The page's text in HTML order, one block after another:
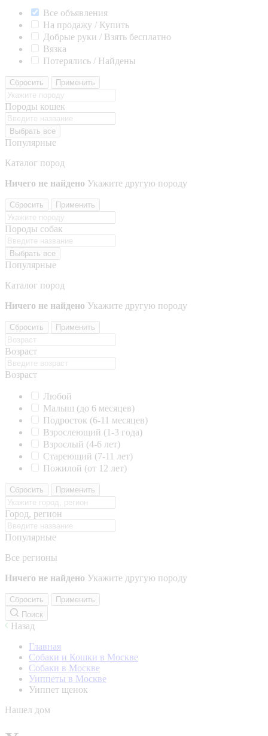
Все объявления
На продажу / Купить
Добрые руки / Взять бесплатно
Вязка
Потерялись / Найдены
Сбросить Применить
Породы кошек
Выбрать все
Популярные
Каталог пород
Ничего не найдено Укажите другую породу
Сбросить Применить
Породы собак
Выбрать все
Популярные
Каталог пород
Ничего не найдено Укажите другую породу
Сбросить Применить
Возраст
Возраст
Любой
Малыш (до 6 месяцев)
Подросток (6-11 месяцев)
Взрослеющий (1-3 года)
Взрослый (4-6 лет)
Стареющий (7-11 лет)
Пожилой (от 12 лет)
Сбросить Применить
Город, регион
Популярные
Все регионы
Ничего не найдено Укажите другую породу
Сбросить
Применить
Поиск
Назад
Главная
Собаки и Кошки в Москве
Собаки в Москве
Уиппеты в Москве
Уиппет щенок
Нашел дом